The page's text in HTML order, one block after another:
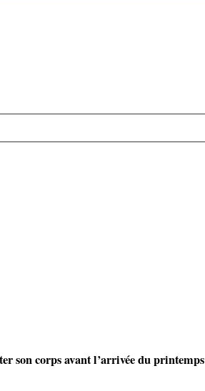
son corps avant l’arrivée du printemps